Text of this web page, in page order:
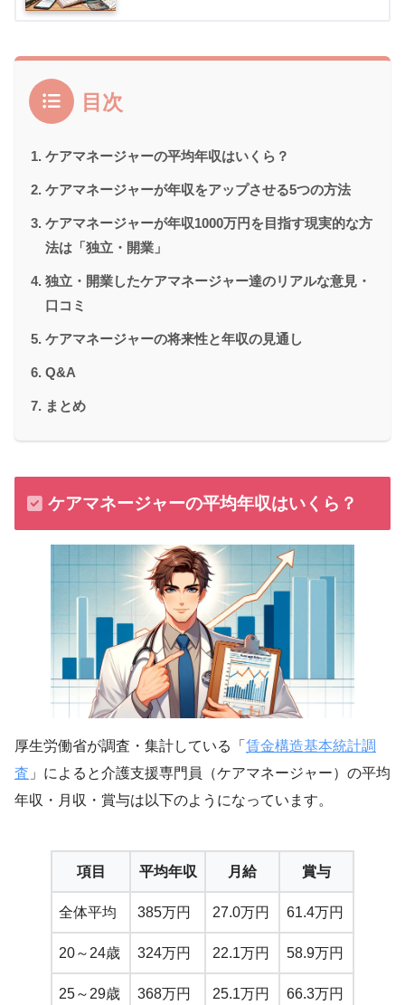
目次
ケアマネージャーの平均年収はいくら？
ケアマネージャーが年収をアップさせる5つの方法
ケアマネージャーが年収1000万円を目指す現実的な方
法は「独立・開業」
独立・開業したケアマネージャー達のリアルな意見・
口コミ
ケアマネージャーの将来性と年収の見通し
Q&A
まとめ
ケアマネージャーの平均年収はいくら？
厚生労働省が調査・集計している「 賃金構造基本統計調
査 」によると介護支援専門員（ケアマネージャー）の平均
年収・月収・賞与は以下のようになっています。
項目 平均年収 月給 賞与
全体平均 385万円 27.0万円 61.4万円
20～24歳 324万円 22.1万円 58.9万円
25～29歳 368万円 25.1万円 66.3万円